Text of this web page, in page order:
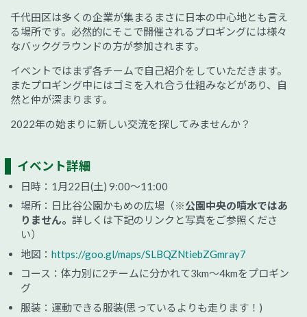
千代田区は多くの企業が集まるまさに日本の中心地とも言え
る場所です。必然的にそこで開催されるプロギングには様々
なバックグラウンドの方が参加されます。
イベントではまず各チームで自己紹介をしていただきます。
またプロギング中にはゴミを入れ合う仕組みなどがあり、自
然と仲が深まります。
2022年の始まりに新しい交流を探してみませんか？
イベント詳細
日時：1月22日(土) 9:00～11:00
場所：日比谷公園かもめの広場（※公園中央の噴水ではあ
りません。 詳しくは下記のリンクと写真をご参照くださ
い）
地図： https://goo.gl/maps/SLBQZNtiebZGmray7
コース：体力別に2チームに分かれて3km～4kmをプロギン
グ
服装：運動できる服装(思っているよりも走ります！)